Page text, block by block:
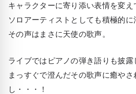
キャラクターに寄り添い表情を変え
ソロアーティストとしても積極的
その声はまさに天使の歌声。
ライブではピアノの弾き語りも披
まっすぐで澄んだその歌声に癒や
し・・・！